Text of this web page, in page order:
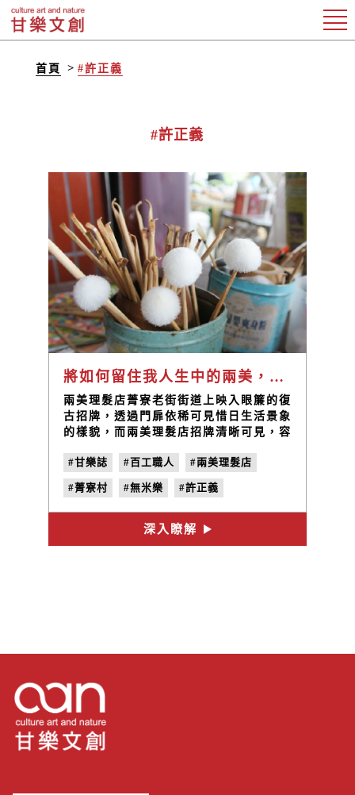
首頁 #許正義
#許正義
將如何留住我人生中的兩美，而兩美，為我留住那尊絨平實的生活 / 手工鵝毛棒 許正義
兩美理髮店菁寮老街街道上映入眼簾的復
古招牌，透過門扉依稀可見惜日生活景象
的樣貌，而兩美理髮店招牌清晰可見，容
字眼，適逢假日，人潮擁擠，門口小小攤
位擠滿圍觀人潮，現場製作純手工耳扒達
人—許正義。兩美理髮店立於1938年，
由許正義及太太許趙鳳鶯共同經營，理髮
店到了許正義手中已是第三代了，當初許
正義跟在父親身邊學習理髮，七、八歲便
#甘樂誌 #百工職人 #兩美理髮店
#菁寮村 #無米樂 #許正義
#手工鵝毛棒 #手工耳扒 #理髮廳
深入瞭解